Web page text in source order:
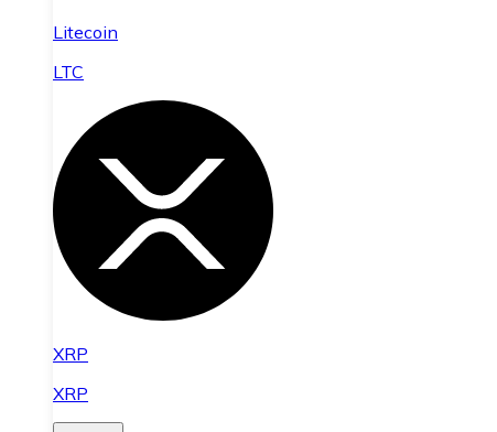
Litecoin
LTC
XRP
XRP